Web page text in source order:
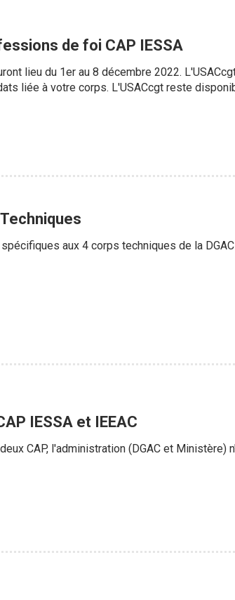
de foi CAP IESSA
lieu du 1er au 8 décembre 2022.
liée à votre corps. L'USACcgt reste
aux 4 corps techniques de la DGAC
IESSA et IEEAC
CAP, l'administration (DGAC et Ministère)